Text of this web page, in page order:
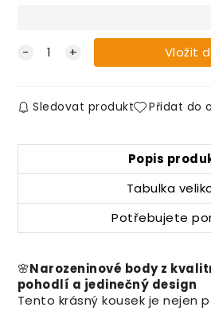
Sledovat produkt Přidat do
Popis
Tabulka
Potřebujete
🌸Narozeninové body z
pohodlí a jedinečný design
Tento krásný kousek je nejen